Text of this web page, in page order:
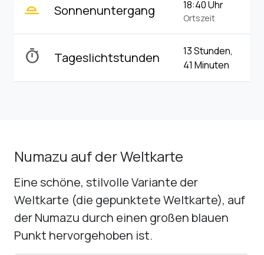
wb_twilight_2 Sonnenuntergang 18:40 Uhr
Ortszeit
timer Tageslichtstunden
13 Stunden,
41 Minuten
Numazu auf der Weltkarte
Eine schöne, stilvolle Variante der
Weltkarte (die gepunktete Weltkarte), auf
der Numazu durch einen großen blauen
Punkt hervorgehoben ist.